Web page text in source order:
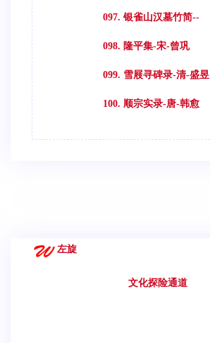
097. 银雀山汉墓竹简--
098. 隆平集-宋-曾巩
099. 雪屐寻碑录-清-盛昱
100. 顺宗实录-唐-韩愈
左旋
文化探险通道